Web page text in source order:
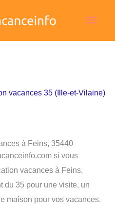
vacances 35 (Ille-et-Vilaine)
à Feins, 35440
si vous
vacances à Feins,
du 35 pour une visite, un
maison pour vos vacances.